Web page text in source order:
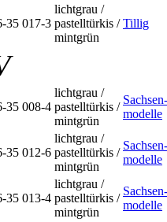
35 017-3
lichtgrau /
pastelltürkis /
mintgrün
Tillig
35 008-4
lichtgrau /
pastelltürkis /
mintgrün
Sachsen­
modelle
35 012-6
lichtgrau /
pastelltürkis /
mintgrün
Sachsen­
modelle
35 013-4
lichtgrau /
pastelltürkis /
mintgrün
Sachsen­
modelle